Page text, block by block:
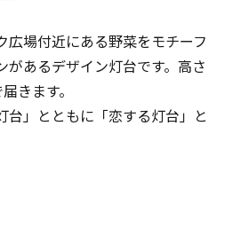
広場付近にある野菜をモチーフ
があるデザイン灯台です。高さ
きます。
台」とともに「恋する灯台」と